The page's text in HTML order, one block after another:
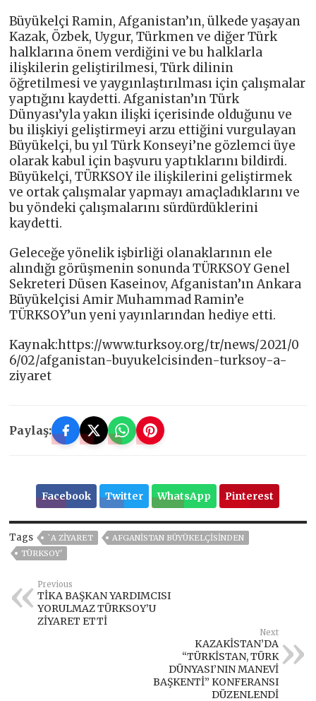
Büyükelçi Ramin, Afganistan’ın, ülkede yaşayan
Kazak, Özbek, Uygur, Türkmen ve diğer Türk
halklarına önem verdiğini ve bu halklarla
ilişkilerin geliştirilmesi, Türk dilinin
öğretilmesi ve yaygınlaştırılması için çalışmalar
yaptığını kaydetti. Afganistan’ın Türk
Dünyası’yla yakın ilişki içerisinde olduğunu ve
bu ilişkiyi geliştirmeyi arzu ettiğini vurgulayan
Büyükelçi, bu yıl Türk Konseyi’ne gözlemci üye
olarak kabul için başvuru yaptıklarını bildirdi.
Büyükelçi, TÜRKSOY ile ilişkilerini geliştirmek
ve ortak çalışmalar yapmayı amaçladıklarını ve
bu yöndeki çalışmalarını sürdürdüklerini
kaydetti.
Geleceğe yönelik işbirliği olanaklarının ele
alındığı görüşmenin sonunda TÜRKSOY Genel
Sekreteri Düsen Kaseinov, Afganistan’ın Ankara
Büyükelçisi Amir Muhammad Ramin’e
TÜRKSOY’un yeni yayınlarından hediye etti.
Kaynak:https://www.turksoy.org/tr/news/2021/0
6/02/afganistan-buyukelcisinden-turksoy-a-
ziyaret
Paylaş:
Facebook Twitter WhatsApp Pinterest
Tags `A ZIYARET
AFGANİSTAN BÜYÜKELÇİSİNDEN
TÜRKSOY'
Previous
TİKA BAŞKAN YARDIMCISI
YORULMAZ TÜRKSOY’U
ZİYARET ETTİ
Next
KAZAKİSTAN’DA
“TÜRKİSTAN, TÜRK
DÜNYASI’NIN MANEVİ
BAŞKENTİ” KONFERANSI
DÜZENLENDİ